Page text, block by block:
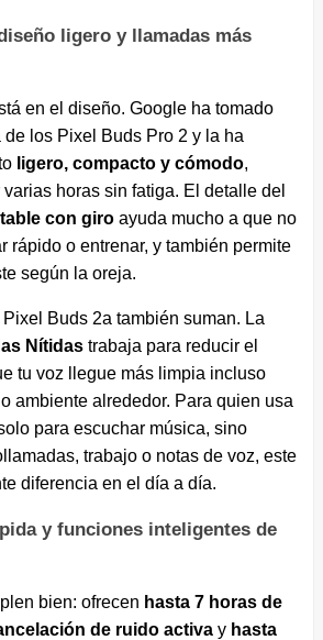
ligero y llamadas más
en el diseño. Google ha tomado
los Pixel Buds Pro 2 y la ha
ligero, compacto y cómodo,
horas sin fatiga. El detalle del
con giroayuda mucho a que no
rápido o entrenar, y también permite
según la oreja.
Buds 2a también suman. La
Nítidastrabaja para reducir el
tu voz llegue más limpia incluso
ambiente alrededor. Para quien usa
para escuchar música, sino
trabajo o notas de voz, este
diferencia en el día a día.
y funciones inteligentes de
bien: ofrecen hasta 7 horas de
de ruido activay hasta